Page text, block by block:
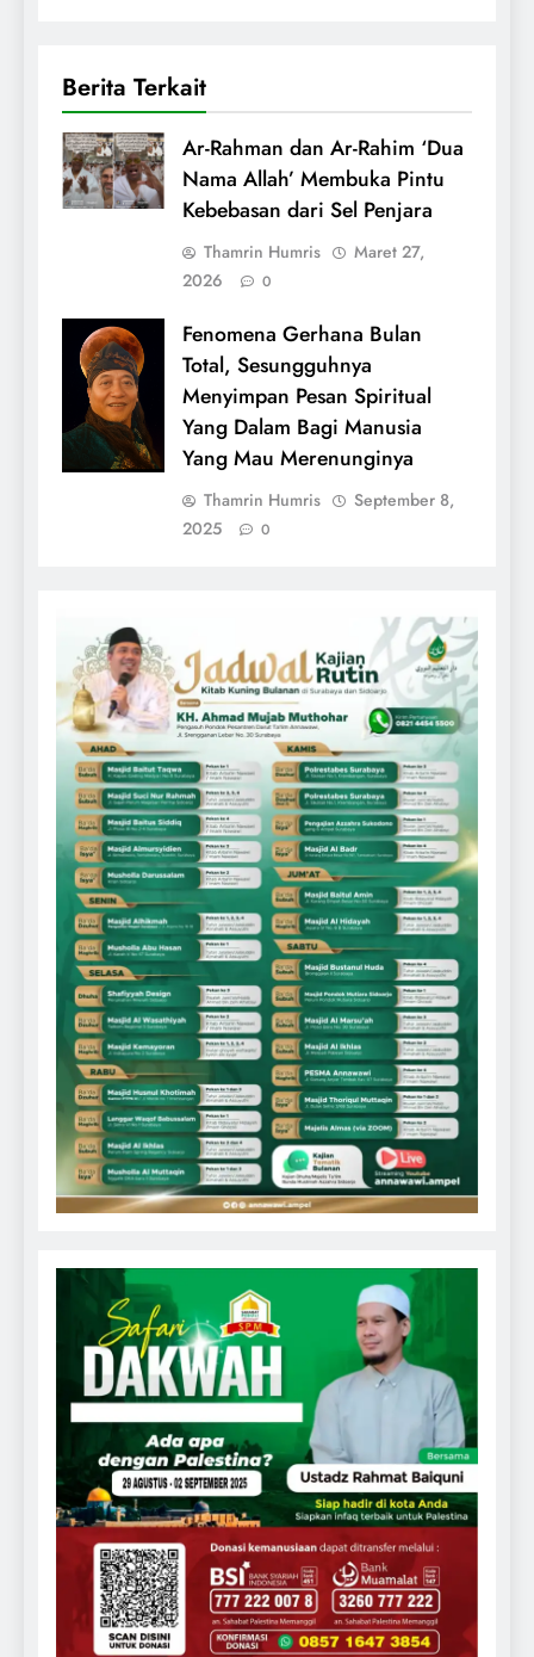
Berita Terkait
Ar-Rahman dan Ar-Rahim ‘Dua
Nama Allah’ Membuka Pintu
Kebebasan dari Sel Penjara
Thamrin Humris
Maret 27,
2026
0
Fenomena Gerhana Bulan
Total, Sesungguhnya
Menyimpan Pesan Spiritual
Yang Dalam Bagi Manusia
Yang Mau Merenunginya
Thamrin Humris
September 8,
2025
0